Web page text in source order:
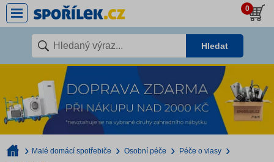
0
Hledat
Malé domácí spotřebiče Osobní péče
Péče o vlasy